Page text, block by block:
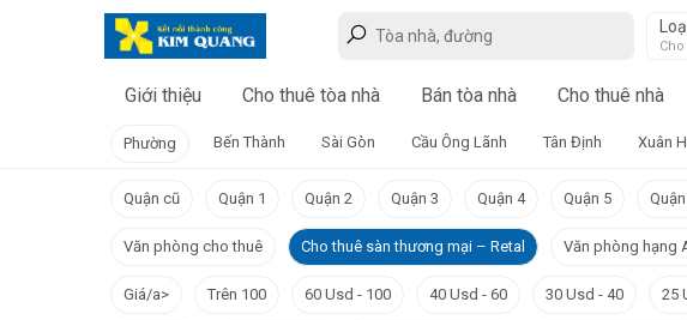
Giới thiệu Cho thuê tòa nhà Bán tòa nhà Cho thuê nhà
Phường Bến Thành Sài Gòn Cầu Ông Lãnh Tân Định Xuân
Quận cũ Quận 1 Quận 2 Quận 3 Quận 4 Quận 5
Văn phòng cho thuê Cho thuê sàn thương mại – Retal Văn phòng hạng
Giá/a> Trên 100 60 Usd - 100 40 Usd - 60 30 Usd - 40 25